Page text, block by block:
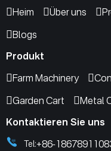
Heim
Über uns
Blogs
Produkt
Farm Machinery
Garden Cart
Metal
Kontaktieren Sie uns
Tel:+86-